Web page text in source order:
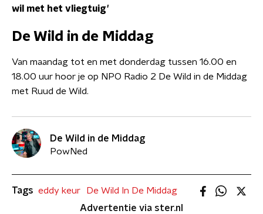
wil met het vliegtuig'
De Wild in de Middag
Van maandag tot en met donderdag tussen 16.00 en
18.00 uur hoor je op NPO Radio 2 De Wild in de Middag
met Ruud de Wild.
De Wild in de Middag
PowNed
Tags eddy keur
De Wild In De Middag
Advertentie via ster.nl